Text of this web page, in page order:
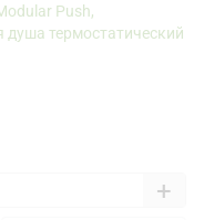
Push,
душа термостатический
+